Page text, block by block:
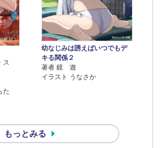
ス
た
幼なじみは誘えばいつでもデ
キる関係２
著者 鏡 遊
イラスト うなさか
もっとみる